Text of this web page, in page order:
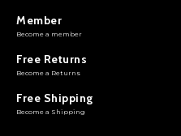
Member
Become a member
Free Returns
Become a Returns
Free Shipping
Become a Shipping